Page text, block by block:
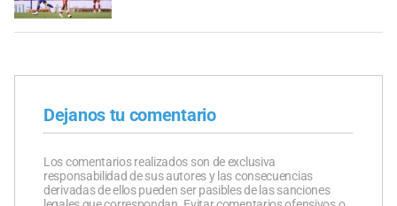
Dejanos tu comentario
Los comentarios realizados son de exclusiva
responsabilidad de sus autores y las consecuencias
derivadas de ellos pueden ser pasibles de las sanciones